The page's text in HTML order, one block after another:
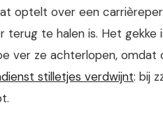
optelt over een
terug te halen is. Het
ver ze achterlopen, omdat
stilletjes verdwijnt: bij